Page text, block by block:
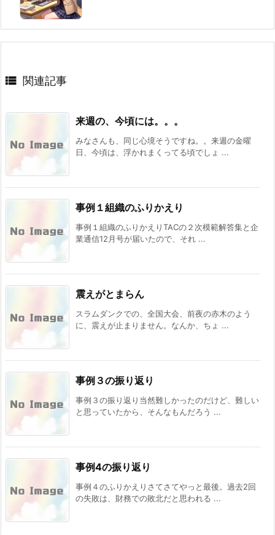
 関連記事
来週の、今頃には。。。
みなさんも、同じ心境そうですね。。来週の金曜
日、今頃は、浮かれまくってる頃でしょ ...
事例１組織のふりかえり
事例１組織のふりかえりTACの２次模範解答集と企
業通信12月号が届いたので、それ ...
震えがとまらん
スラムダンクでの、全国大会、前夜の赤木のよう
に、震えが止まりません。なんか、ちょ ...
事例３の振り返り
事例３の振り返り当然難しかったのだけど、難しい
と思っていたから、そんなもんだろう ...
事例4の振り返り
事例４のふりかえりさてさてやっと最後。過去2回
の失敗は、財務での敗北だと思われる ...